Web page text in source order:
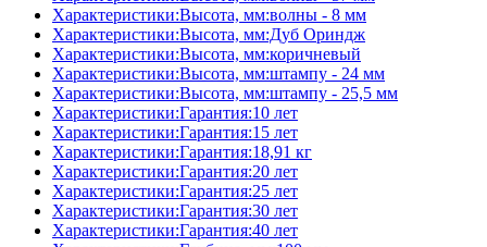
Характеристики:Высота, мм:волны - 8 мм
Характеристики:Высота, мм:Дуб Ориндж
Характеристики:Высота, мм:коричневый
Характеристики:Высота, мм:штампу - 24 мм
Характеристики:Высота, мм:штампу - 25,5 мм
Характеристики:Гарантия:10 лет
Характеристики:Гарантия:15 лет
Характеристики:Гарантия:18,91 кг
Характеристики:Гарантия:20 лет
Характеристики:Гарантия:25 лет
Характеристики:Гарантия:30 лет
Характеристики:Гарантия:40 лет